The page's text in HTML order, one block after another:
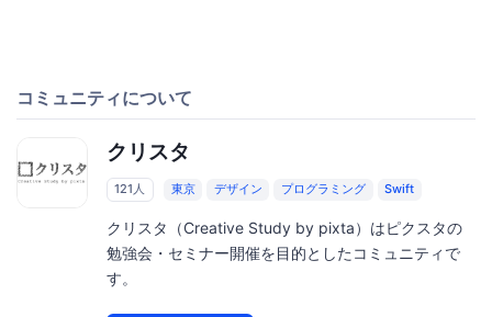
コミュニティについて
クリスタ
121人 東京 デザイン プログラミング Swift
クリスタ（Creative Study by pixta）はピクスタの
勉強会・セミナー開催を目的としたコミュニティで
す。